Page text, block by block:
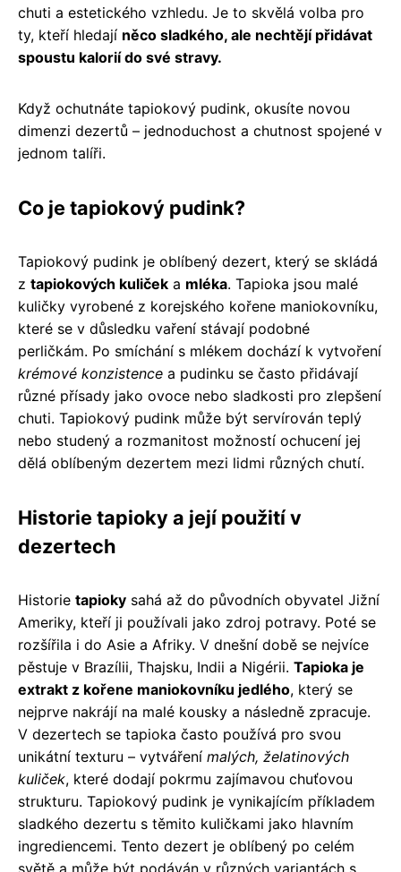
chuti a estetického vzhledu. Je to skvělá volba pro
ty, kteří hledají něco sladkého, ale nechtějí přidávat
spoustu kalorií do své stravy.
Když ochutnáte tapiokový pudink, okusíte novou
dimenzi dezertů – jednoduchost a chutnost spojené v
jednom talíři.
Co je tapiokový pudink?
Tapiokový pudink je oblíbený dezert, který se skládá
z tapiokových kuliček a mléka. Tapioka jsou malé
kuličky vyrobené z korejského kořene maniokovníku,
které se v důsledku vaření stávají podobné
perličkám. Po smíchání s mlékem dochází k vytvoření
krémové konzistence a pudinku se často přidávají
různé přísady jako ovoce nebo sladkosti pro zlepšení
chuti. Tapiokový pudink může být servírován teplý
nebo studený a rozmanitost možností ochucení jej
dělá oblíbeným dezertem mezi lidmi různých chutí.
Historie tapioky a její použití v
dezertech
Historie tapioky sahá až do původních obyvatel Jižní
Ameriky, kteří ji používali jako zdroj potravy. Poté se
rozšířila i do Asie a Afriky. V dnešní době se nejvíce
pěstuje v Brazílii, Thajsku, Indii a Nigérii. Tapioka je
extrakt z kořene maniokovníku jedlého, který se
nejprve nakrájí na malé kousky a následně zpracuje.
V dezertech se tapioka často používá pro svou
unikátní texturu – vytváření malých, želatinových
kuliček, které dodají pokrmu zajímavou chuťovou
strukturu. Tapiokový pudink je vynikajícím příkladem
sladkého dezertu s těmito kuličkami jako hlavním
ingrediencemi. Tento dezert je oblíbený po celém
světě a může být podáván v různých variantách s